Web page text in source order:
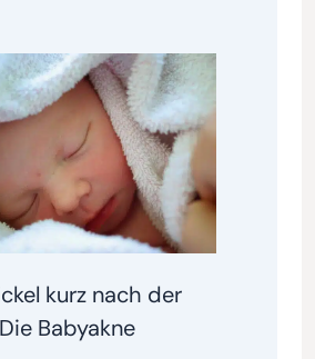
kurz nach der
Babyakne